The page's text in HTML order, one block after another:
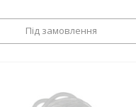
Під замовлення